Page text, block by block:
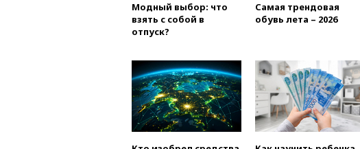
Модный выбор: что
взять с собой в
отпуск?
Самая трендовая
обувь лета – 2026